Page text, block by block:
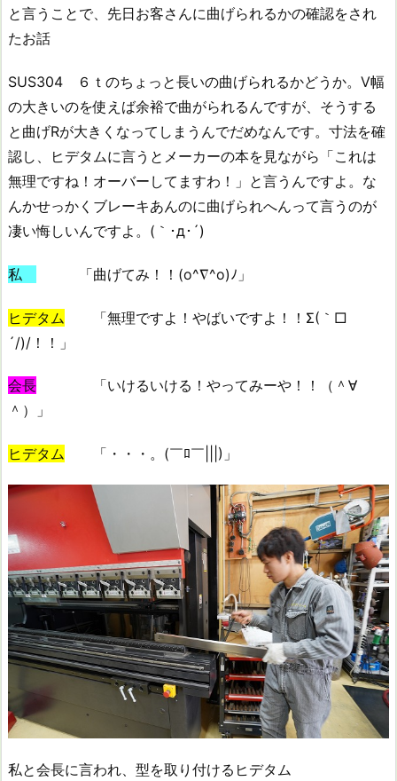
と言うことで、先日お客さんに曲げられるかの確認をされ
たお話
SUS304 ６ｔのちょっと長いの曲げられるかどうか。V幅
の大きいのを使えば余裕で曲がられるんですが、そうする
と曲げRが大きくなってしまうんでだめなんです。寸法を確
認し、ヒデタムに言うとメーカーの本を見ながら「これは
無理ですね！オーバーしてますわ！」と言うんですよ。な
んかせっかくブレーキあんのに曲げられへんって言うのが
凄い悔しいんですよ。(｀･д･´)
私 「曲げてみ！！(o^∇^o)ﾉ」
ヒデタム 「無理ですよ！やばいですよ！！Σ(｀□
´/)/！！」
会長 「いけるいける！やってみーや！！（＾∀
＾）」
ヒデタム 「・・・。(￣ﾛ￣|||)」
私と会長に言われ、型を取り付けるヒデタム